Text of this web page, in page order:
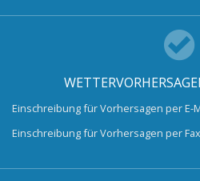
Einschreibung für Vorhersagen per E-
Einschreibung für Vorhersagen per Fax